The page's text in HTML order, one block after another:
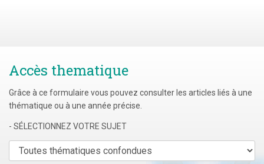
Accès thematique
Grâce à ce formulaire vous pouvez consulter les articles liés à une
thématique ou à une année précise.
- SÉLECTIONNEZ VOTRE SUJET